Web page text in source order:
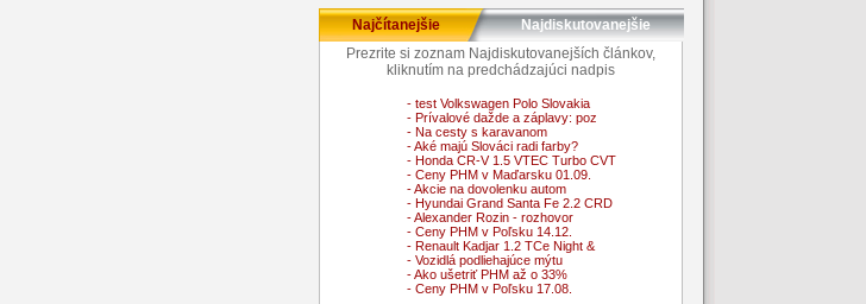
Najčítanejšie
Najdiskutovanejšie
Prezrite si zoznam Najdiskutovanejších článkov,
kliknutím na predchádzajúci nadpis
- test Volkswagen Polo Slovakia
- Prívalové dažde a záplavy: poz
- Na cesty s karavanom
- Aké majú Slováci radi farby?
- Honda CR-V 1.5 VTEC Turbo CVT
- Ceny PHM v Maďarsku 01.09.
- Akcie na dovolenku autom
- Hyundai Grand Santa Fe 2.2 CRD
- Alexander Rozin - rozhovor
- Ceny PHM v Poľsku 14.12.
- Renault Kadjar 1.2 TCe Night &
- Vozidlá podliehajúce mýtu
- Ako ušetriť PHM až o 33%
- Ceny PHM v Poľsku 17.08.